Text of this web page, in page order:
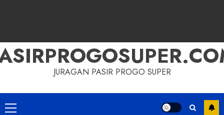
JURAGAN PASIR PROGO SUPER
Primary